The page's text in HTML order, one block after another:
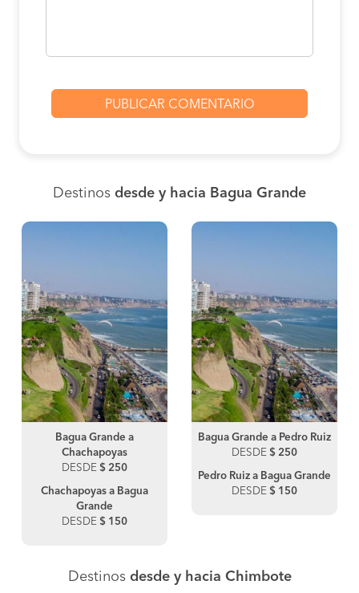
Destinos desde y hacia Bagua Grande
Bagua Grande a
Chachapoyas
DESDE $ 250
Chachapoyas a Bagua
Grande
DESDE $ 150
Bagua Grande a Pedro Ruiz
DESDE $ 250
Pedro Ruiz a Bagua Grande
DESDE $ 150
Destinos desde y hacia Chimbote